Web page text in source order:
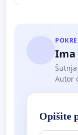
Ima
Autor
Opišite